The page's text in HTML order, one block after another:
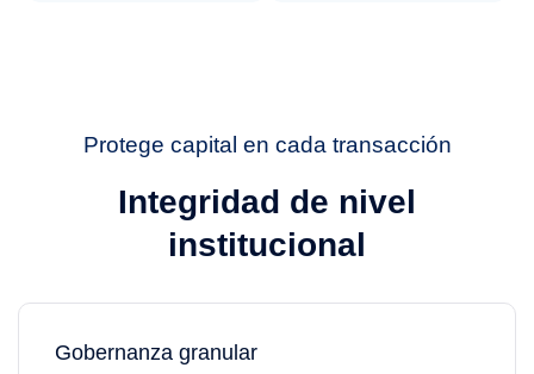
Protege capital en cada transacción
Integridad de nivel
institucional
Gobernanza granular